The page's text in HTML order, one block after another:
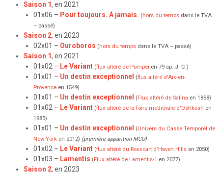
Saison 1, en 2021
01x06 – Pour toujours. À jamais. (hors du tempsdans le TVA
– passé)
Saison 2, en 2023
02x01 – Ouroboros (hors du tempsdans le TVA – passé)
Saison 1, en 2021
01x02 – Le Variant (flux altéré de Pompéi en 79 ap. J.-C.)
01x01 – Un destin exceptionnel (flux altéré d'Aix-en-
Provenceen 1549)
01x01 – Un destin exceptionnel (Flux altéré de Salina en 1858)
01x02 – Le Variant (flux altéré de la foire médiévale d'Oshkosh en
1985)
01x01 – Un destin exceptionnel (Univers du Casse Temporel de
New Yorken 2012) (première apparition MCU)
01x02 – Le Variant (flux altéré du Roxxcart d'Haven Hillsen 2050)
01x03 – Lamentis (Flux altéré de Lamentis-1 en 2077)
Saison 2, en 2023